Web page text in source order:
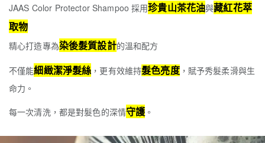
JAAS Color Protector Shampoo 採用珍貴山茶花油與藏紅花萃
取物
精心打造專為染後髮質設計的溫和配方
不僅能細緻潔淨髮絲 ，更有效維持髮色亮度，賦予秀髮柔滑與生
命力。
每一次清洗，都是對髮色的深情守護 。